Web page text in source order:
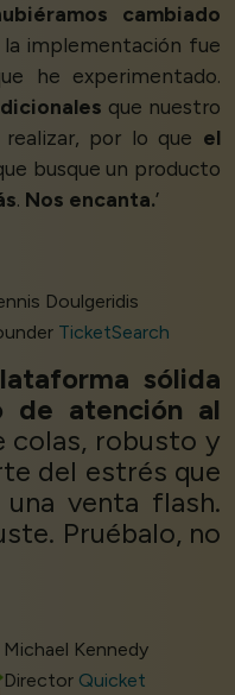
cambiado
implementación fue
he experimentado.
que nuestro
por lo que el
busque un producto
. Nos encanta.’
Doulgeridis
TicketSearch
sólida
de atención al
colas, robusto y
del estrés que
venta flash.
Pruébalo, no
Michael Kennedy
Director Quicket